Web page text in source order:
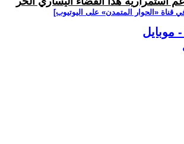
قناة ‫«الحوار المتمدن» على اليوتيوب]
- موبايل